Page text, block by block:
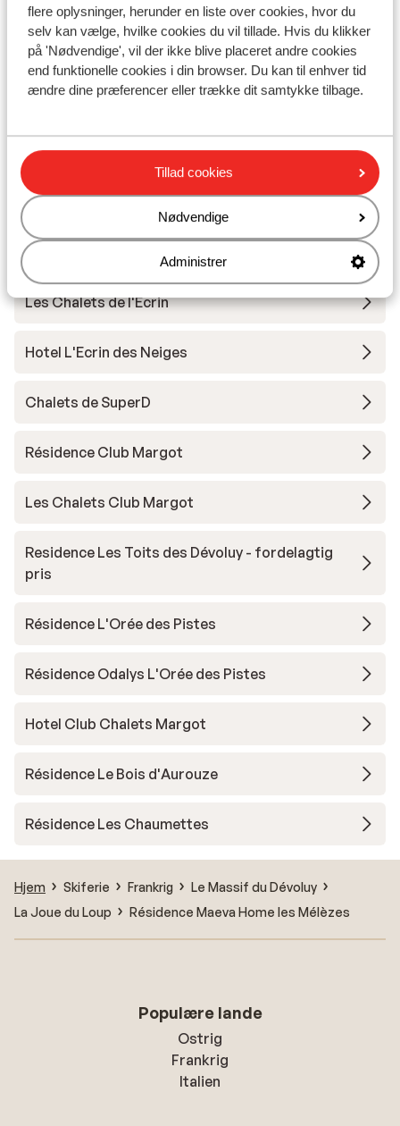
flere oplysninger, herunder en liste over cookies, hvor du
selv kan vælge, hvilke cookies du vil tillade. Hvis du klikker
på 'Nødvendige', vil der ikke blive placeret andre cookies
end funktionelle cookies i din browser. Du kan til enhver tid
ændre dine præferencer eller trække dit samtykke tilbage.
Tillad cookies
Nødvendige
Administrer
Liftkort/skileje/undervisning
Liftkort
Andre overnatningssteder i Le Massif
du Dévoluy
Les Chalets de l'Ecrin
Hotel L'Ecrin des Neiges
Chalets de SuperD
Résidence Club Margot
Les Chalets Club Margot
Residence Les Toits des Dévoluy - fordelagtig
pris
Résidence L'Orée des Pistes
Résidence Odalys L'Orée des Pistes
Hotel Club Chalets Margot
Résidence Le Bois d'Aurouze
Résidence Les Chaumettes
Hjem Skiferie Frankrig
Le Massif du Dévoluy
La Joue du Loup
Résidence Maeva Home les Mélèzes
Populære lande
Ostrig
Frankrig
Italien